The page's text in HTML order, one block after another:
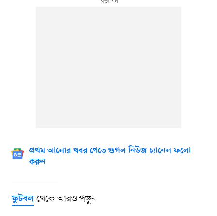
প্রথম আলোর খবর পেতে গুগল নিউজ চ্যানেল ফলো
করুন
ফুটবলথেকে আরও পড়ুন